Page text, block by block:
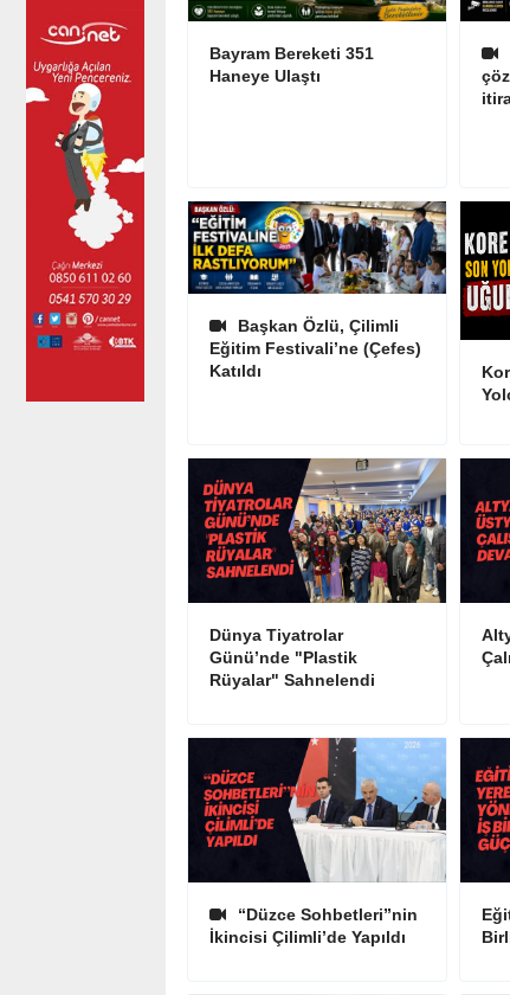
Bayram Bereketi 351
Haneye Ulaştı
Başkan Özlü, Çilimli
Eğitim Festivali’ne (Çefes)
Katıldı
Dünya Tiyatrolar
Günü’nde "Plastik
Rüyalar" Sahnelendi
“Düzce Sohbetleri”nin
İkincisi Çilimli’de Yapıldı